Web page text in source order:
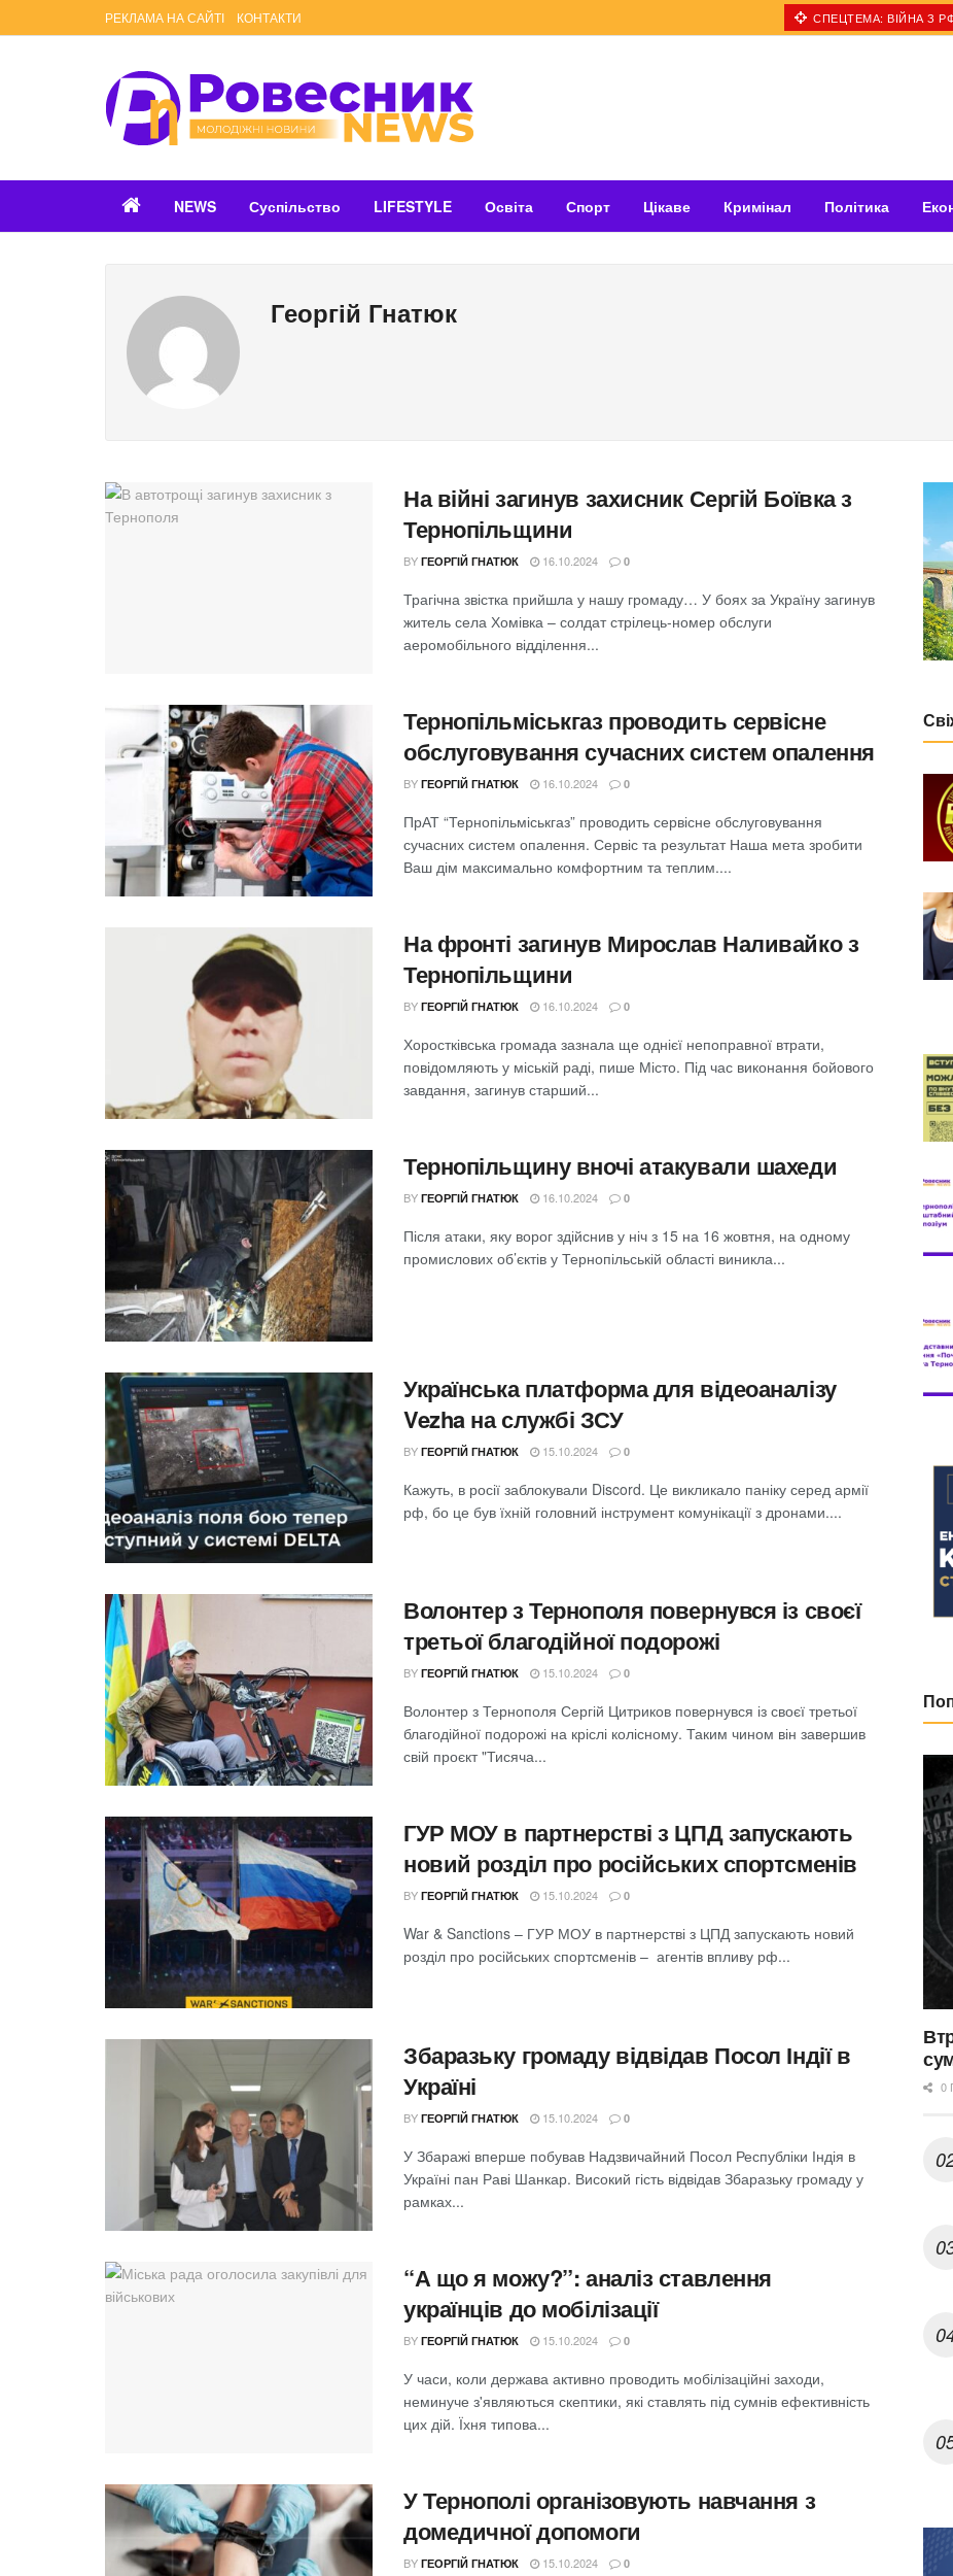
РЕКЛАМА НА САЙТІ КОНТАКТИ СПЕЦТЕМА: ВІЙНА З
NEWS Суспільство LIFESTYLE Освіта Спорт Цікаве Кримінал Політика
Георгій Гнатюк
На війні загинув захисник Сергій Боївка з
Тернопільщини
BY ГЕОРГІЙ ГНАТЮК 16.10.2024 0
Трагічна звістка прийшла у нашу громаду… У боях за Україну загинув
житель села Хомівка – солдат стрілець-номер обслуги
аеромобільного відділення...
Тернопільміськгаз проводить сервісне
обслуговування сучасних систем опалення
BY ГЕОРГІЙ ГНАТЮК 16.10.2024 0
ПрАТ “Тернопільміськгаз” проводить сервісне обслуговування
сучасних систем опалення. Сервіс та результат Наша мета зробити
Ваш дім максимально комфортним та теплим....
На фронті загинув Мирослав Наливайко з
Тернопільщини
BY ГЕОРГІЙ ГНАТЮК 16.10.2024 0
Хоростківська громада зазнала ще однієї непоправної втрати,
повідомляють у міській раді, пише Місто. Під час виконання бойового
завдання, загинув старший...
Тернопільщину вночі атакували шахеди
BY ГЕОРГІЙ ГНАТЮК 16.10.2024 0
Після атаки, яку ворог здійснив у ніч з 15 на 16 жовтня, на одному
промислових об’єктів у Тернопільській області виникла...
Українська платформа для відеоаналізу
Vezha на службі ЗСУ
BY ГЕОРГІЙ ГНАТЮК 15.10.2024 0
Кажуть, в росії заблокували Discord. Це викликало паніку серед армії
рф, бо це був їхній головний інструмент комунікації з дронами....
Волонтер з Тернополя повернувся із своєї
третьої благодійної подорожі
BY ГЕОРГІЙ ГНАТЮК 15.10.2024 0
Волонтер з Тернополя Сергій Цитриков повернувся із своєї третьої
благодійної подорожі на кріслі колісному. Таким чином він завершив
свій проєкт "Тисяча...
ГУР МОУ в партнерстві з ЦПД запускають
новий розділ про російських спортсменів
BY ГЕОРГІЙ ГНАТЮК 15.10.2024 0
War & Sanctions – ГУР МОУ в партнерстві з ЦПД запускають новий
розділ про російських спортсменів – агентів впливу рф...
Збаразьку громаду відвідав Посол Індії в
Україні
BY ГЕОРГІЙ ГНАТЮК 15.10.2024 0
У Збаражі вперше побував Надзвичайний Посол Республіки Індія в
Україні пан Раві Шанкар. Високий гість відвідав Збаразьку громаду у
рамках...
“А що я можу?”: аналіз ставлення
українців до мобілізації
BY ГЕОРГІЙ ГНАТЮК 15.10.2024 0
У часи, коли держава активно проводить мобілізаційні заходи,
неминуче з'являються скептики, які ставлять під сумнів ефективність
цих дій. Їхня типова...
У Тернополі організовують навчання з
домедичної допомоги
BY ГЕОРГІЙ ГНАТЮК 15.10.2024 0
0